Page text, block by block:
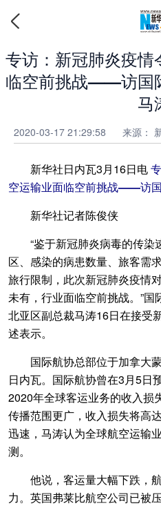
专访：新冠肺炎疫
临空前挑战——访国
马
2020-03-17 21:29:58 来源：
新华社日内瓦3月16日电
空运输业面临空前挑战——访
新华社记者陈俊侠
“鉴于新冠肺炎病毒的传染
区、感染的病患数量、旅客需
旅行限制，此次新冠肺炎疫情
未有，行业面临空前挑战。”国
北亚区副总裁马涛16日在接受
述表示。
国际航协总部位于加拿大
日内瓦。国际航协曾在3月5日
2020年全球客运业务的收入损
传播范围更广，收入损失将高
迅速，马涛认为全球航空运输
测。
他说，客运量大幅下跌，
力。英国弗莱比航空公司已被